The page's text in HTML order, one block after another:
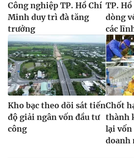
Công nghiệp TP. Hồ Chí
Minh duy trì đà tăng
trưởng
TP.
dòng
các
Kho bạc theo dõi sát tiến
độ giải ngân vốn đầu tư
công
Chốt
thành
lại vốn
doanh